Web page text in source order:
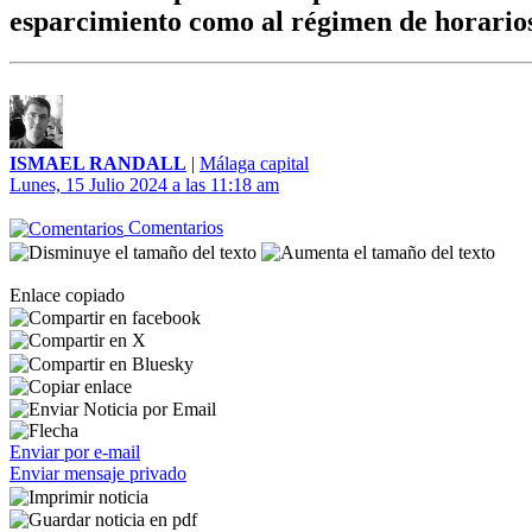
esparcimiento como al régimen de
ISMAEL RANDALL | Málaga capital
Lunes, 15 Julio 2024 a las 11:18 am
Comentarios
Enlace copiado
Enviar por e-mail
Enviar mensaje privado